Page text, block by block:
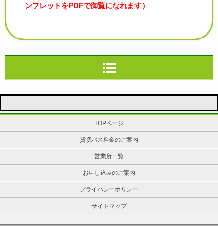
ンフレットをPDFで御覧になれます）
TOPページ
貸切バス料金のご案内
営業所一覧
お申し込みのご案内
プライバシーポリシー
サイトマップ